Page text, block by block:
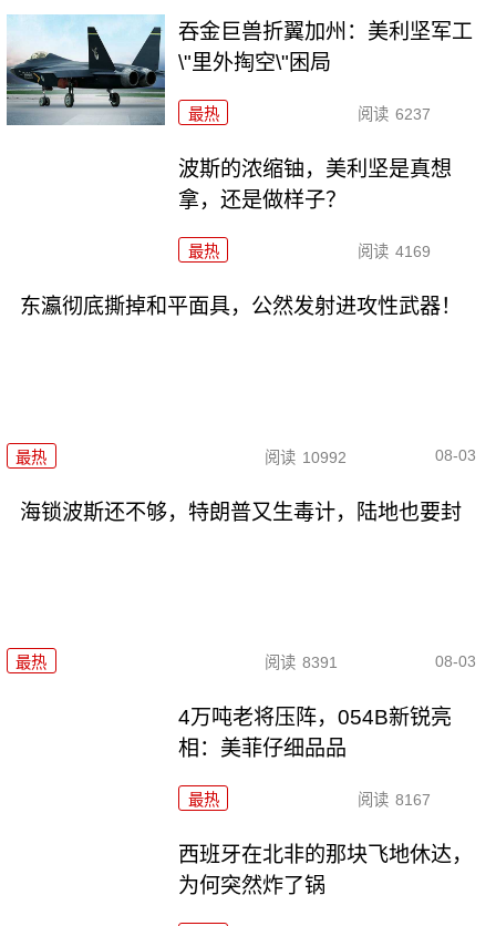
吞金巨兽折翼加州：美利坚军工
\"里外掏空\"困局
最热 阅读 6237
波斯的浓缩铀，美利坚是真想
拿，还是做样子？
最热 阅读 4169
东瀛彻底撕掉和平面具，公然发射进攻性武器！
最热 阅读 10992 08-03
海锁波斯还不够，特朗普又生毒计，陆地也要封
最热 阅读 8391 08-03
4万吨老将压阵，054B新锐亮
相：美菲仔细品品
最热 阅读 8167
西班牙在北非的那块飞地休达，
为何突然炸了锅